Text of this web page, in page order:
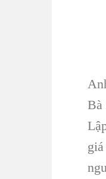
Bà